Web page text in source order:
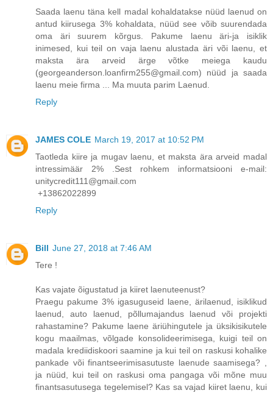
Saada laenu täna kell madal kohaldatakse nüüd laenud on
antud kiirusega 3% kohaldata, nüüd see võib suurendada
oma äri suurem kõrgus. Pakume laenu äri-ja isiklik
inimesed, kui teil on vaja laenu alustada äri või laenu, et
maksta ära arveid ärge võtke meiega kaudu
(georgeanderson.loanfirm255@gmail.com) nüüd ja saada
laenu meie firma ... Ma muuta parim Laenud.
Reply
JAMES COLE March 19, 2017 at 10:52 PM
Taotleda kiire ja mugav laenu, et maksta ära arveid madal
intressimäär 2% .Sest rohkem informatsiooni e-mail:
unitycredit111@gmail.com
+13862022899
Reply
Bill June 27, 2018 at 7:46 AM
Tere !
Kas vajate õigustatud ja kiiret laenuteenust?
Praegu pakume 3% igasuguseid laene, ärilaenud, isiklikud
laenud, auto laenud, põllumajandus laenud või projekti
rahastamine? Pakume laene äriühingutele ja üksikisikutele
kogu maailmas, võlgade konsolideerimisega, kuigi teil on
madala krediidiskoori saamine ja kui teil on raskusi kohalike
pankade või finantseerimisasutuste laenude saamisega? ,
ja nüüd, kui teil on raskusi oma pangaga või mõne muu
finantsasutusega tegelemisel? Kas sa vajad kiiret laenu, kui